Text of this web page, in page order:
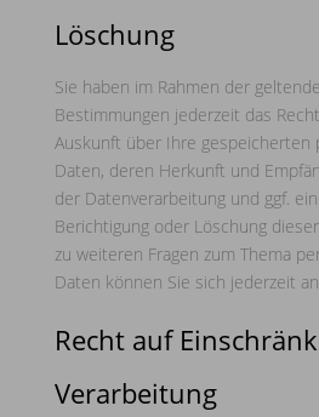
Löschung
Sie haben im Rahmen der
Bestimmungen jederzeit das
Auskunft über Ihre gespeicherten
Daten, deren Herkunft und
der Datenverarbeitung und ggf.
Berichtigung oder Löschung
zu weiteren Fragen zum Thema
Daten können Sie sich jederzeit
Recht auf
Verarbeitung